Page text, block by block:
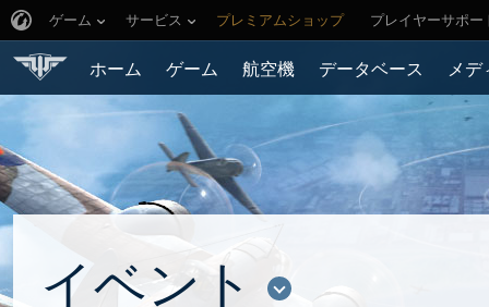
ゲーム サービス プレミアムショップ プレイヤーサポー
ホーム ゲーム 航空機 データベース メ
イベント